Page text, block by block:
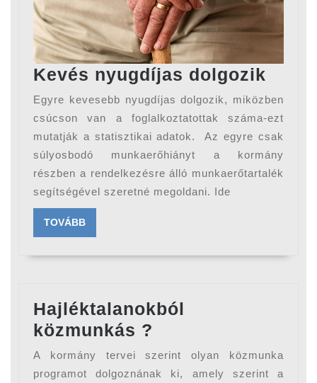
Kevés nyugdíjas dolgozik
Egyre kevesebb nyugdíjas dolgozik, miközben
csúcson van a foglalkoztatottak száma-ezt
mutatják a statisztikai adatok. Az egyre csak
súlyosbodó munkaerőhiányt a kormány
részben a rendelkezésre álló munkaerőtartalék
segítségével szeretné megoldani. Ide
TOVÁBBTOVÁBB
Hajléktalanokból
közmunkás ?
közmunkás
?
A kormány tervei szerint olyan közmunka
programot dolgoznának ki, amely szerint a